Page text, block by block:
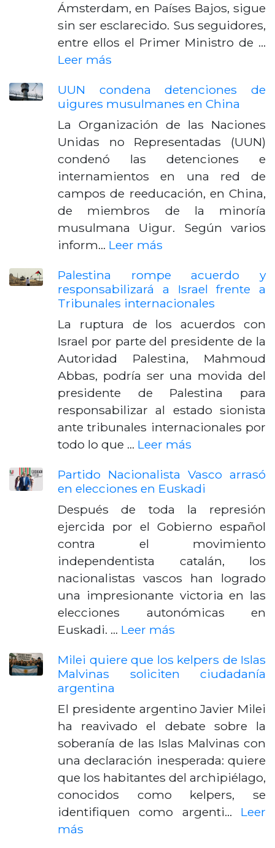
Ámsterdam, en Países Bajos, sigue
sin ser esclarecido. Sus seguidores,
entre ellos el Primer Ministro de …
Leer más
UUN condena detenciones de
uigures musulmanes en China
La Organización de las Naciones
Unidas no Representadas (UUN)
condenó las detenciones e
internamientos en una red de
campos de reeducación, en China,
de miembros de la minoría
musulmana Uigur. Según varios
inform… Leer más
Palestina rompe acuerdo y
responsabilizará a Israel frente a
Tribunales internacionales
La ruptura de los acuerdos con
Israel por parte del presidente de la
Autoridad Palestina, Mahmoud
Abbas, podría ser una movida del
presidente de Palestina para
responsabilizar al estado sionista
ante tribunales internacionales por
todo lo que … Leer más
Partido Nacionalista Vasco arrasó
en elecciones en Euskadi
Después de toda la represión
ejercida por el Gobierno español
contra el movimiento
independentista catalán, los
nacionalistas vascos han logrado
una impresionante victoria en las
elecciones autonómicas en
Euskadi. … Leer más
Milei quiere que los kelpers de Islas
Malvinas soliciten ciudadanía
argentina
El presidente argentino Javier Milei
ha reavivado el debate sobre la
soberanía de las Islas Malvinas con
una declaración inesperada: quiere
que los habitantes del archipiélago,
conocidos como kelpers, se
identifiquen como argenti… Leer
más